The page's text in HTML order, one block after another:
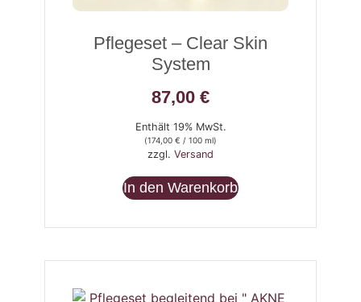
Pflegeset – Clear Skin
System
87,00 €
Enthält 19% MwSt.
(174,00 € / 100 ml)
zzgl. Versand
In den Warenkorb